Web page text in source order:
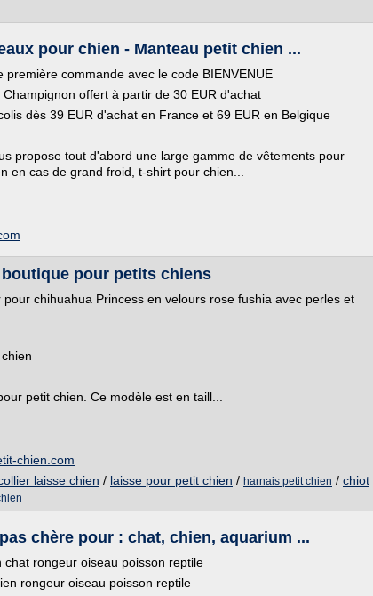
pour chien - Manteau petit chien ...
première commande avec le code BIENVENUE
offert à partir de 30 EUR d'achat
dès 39 EUR d'achat en France et 69 EUR en Belgique
propose tout d'abord une large gamme de vêtements pour
en cas de grand froid, t-shirt pour chien...
pour petits chiens
chihuahua Princess en velours rose fushia avec perles et
petit chien. Ce modèle est en taill...
chien.com
laisse chien / laisse pour petit chien / harnais petit chien / chiot
chère pour : chat, chien, aquarium ...
chat rongeur oiseau poisson reptile
rongeur oiseau poisson reptile